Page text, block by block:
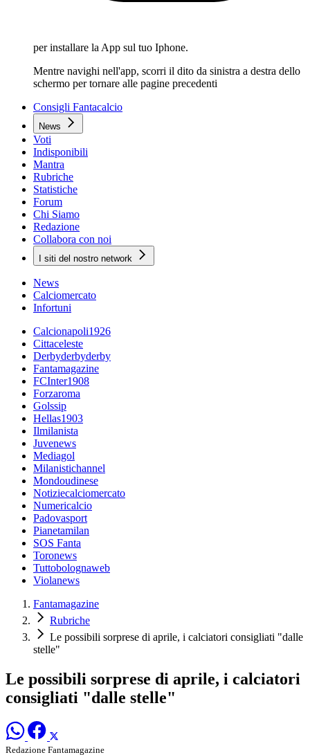
per installare la App sul tuo Iphone.
Mentre navighi nell'app, scorri il dito da sinistra a destra dello
schermo per tornare alle pagine precedenti
Consigli Fantacalcio
News
Voti
Indisponibili
Mantra
Rubriche
Statistiche
Forum
Chi Siamo
Redazione
Collabora con noi
I siti del nostro network
News
Calciomercato
Infortuni
Calcionapoli1926
Cittaceleste
Derbyderbyderby
Fantamagazine
FCInter1908
Forzaroma
Golssip
Hellas1903
Ilmilanista
Juvenews
Mediagol
Milanistichannel
Mondoudinese
Notiziecalciomercato
Numericalcio
Padovasport
Pianetamilan
SOS Fanta
Toronews
Tuttobolognaweb
Violanews
Fantamagazine
Rubriche
Le possibili sorprese di aprile, i calciatori consigliati "dalle
stelle"
Le possibili sorprese di aprile, i calciatori
consigliati "dalle stelle"
Redazione Fantamagazine